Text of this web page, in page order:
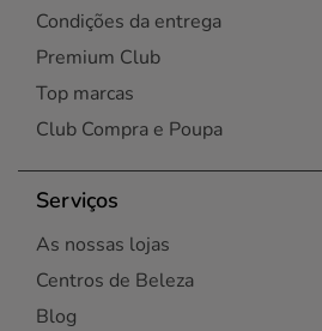
Condições da entrega
Premium Club
Top marcas
Club Compra e Poupa
Serviços
As nossas lojas
Centros de Beleza
Blog